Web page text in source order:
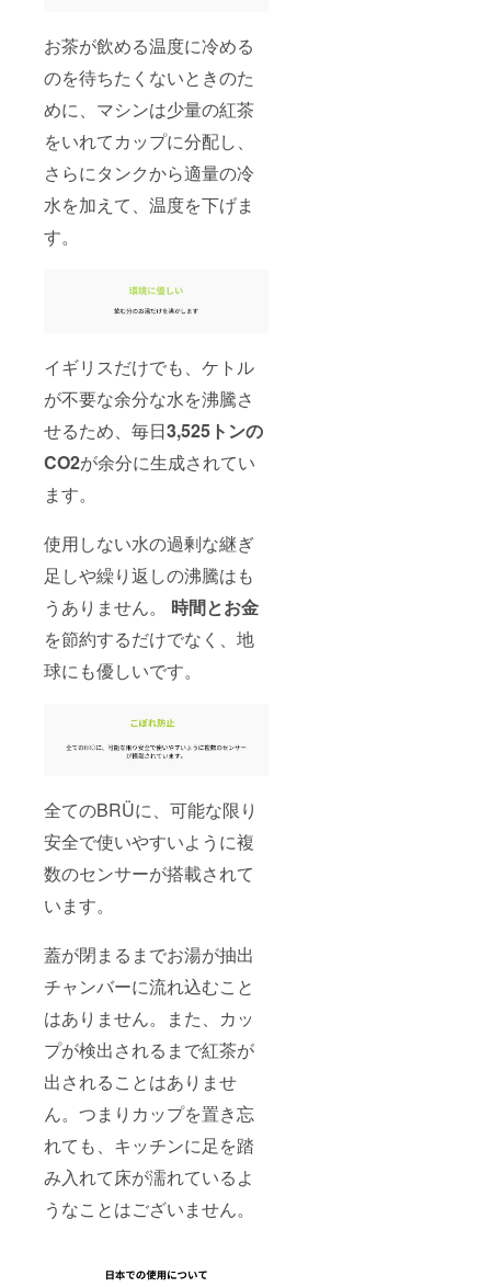
お茶が飲める温度に冷める
のを待ちたくないときのた
めに、マシンは少量の紅茶
をいれてカップに分配し、
さらにタンクから適量の冷
水を加えて、温度を下げま
す。
イギリスだけでも、ケトル
が不要な余分な水を沸騰さ
せるため、毎日3,525トンの
CO2が余分に生成されてい
ます。
使用しない水の過剰な継ぎ
足しや繰り返しの沸騰はも
うありません。 時間とお金
を節約するだけでなく、地
球にも優しいです。
全てのBRÜに、可能な限り
安全で使いやすいように複
数のセンサーが搭載されて
います。
蓋が閉まるまでお湯が抽出
チャンバーに流れ込むこと
はありません。また、カッ
プが検出されるまで紅茶が
出されることはありませ
ん。つまりカップを置き忘
れても、キッチンに足を踏
み入れて床が濡れているよ
うなことはございません。